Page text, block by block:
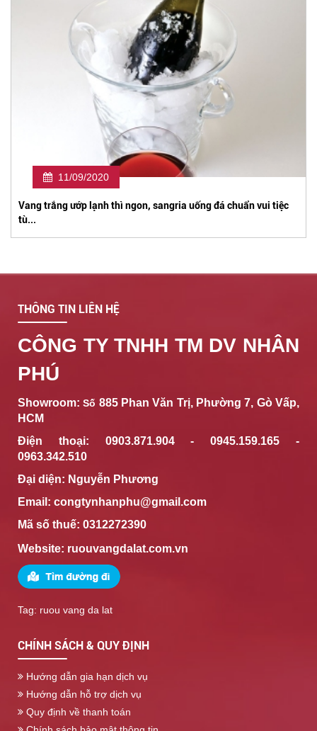
11/09/2020
Vang trắng ướp lạnh thì ngon, sangria uống đá chuẩn vui tiệc
tù...
THÔNG TIN LIÊN HỆ
CÔNG TY TNHH TM DV NHÂN
PHÚ
Showroom:Số 885 Phan Văn Trị, Phường 7, Gò Vấp,
HCM
Điện thoại: 0903.871.904 - 0945.159.165 -
0963.342.510
Đại diện: Nguyễn Phương
Email: congtynhanphu@gmail.com
Mã số thuế: 0312272390
Website: ruouvangdalat.com.vn
Tag: ruou vang da lat
CHÍNH SÁCH & QUY ĐỊNH
Hướng dẫn gia hạn dịch vụ
Hướng dẫn hỗ trợ dịch vụ
Quy định về thanh toán